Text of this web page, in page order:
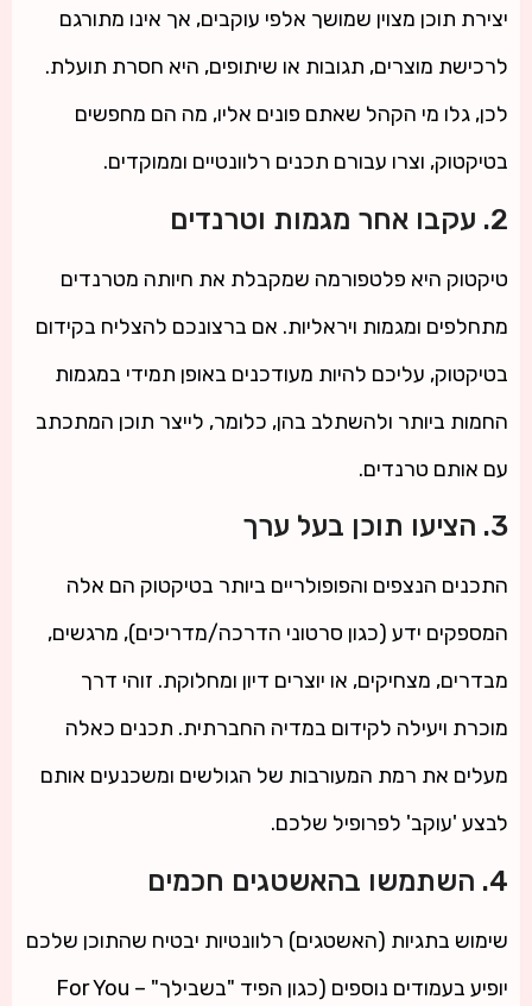
יצירת תוכן מצוין שמושך אלפי עוקבים, אך אינו מתורגם
לרכישת מוצרים, תגובות או שיתופים, היא חסרת תועלת.
לכן, גלו מי הקהל שאתם פונים אליו, מה הם מחפשים
בטיקטוק, וצרו עבורם תכנים רלוונטיים וממוקדים.
2. עקבו אחר מגמות וטרנדים
טיקטוק היא פלטפורמה שמקבלת את חיותה מטרנדים
מתחלפים ומגמות ויראליות. אם ברצונכם להצליח בקידום
בטיקטוק, עליכם להיות מעודכנים באופן תמידי במגמות
החמות ביותר ולהשתלב בהן, כלומר, לייצר תוכן המתכתב
עם אותם טרנדים.
3. הציעו תוכן בעל ערך
התכנים הנצפים והפופולריים ביותר בטיקטוק הם אלה
המספקים ידע (כגון סרטוני הדרכה/מדריכים), מרגשים,
מבדרים, מצחיקים, או יוצרים דיון ומחלוקת. זוהי דרך
מוכרת ויעילה לקידום במדיה החברתית. תכנים כאלה
מעלים את רמת המעורבות של הגולשים ומשכנעים אותם
לבצע 'עוקב' לפרופיל שלכם.
4. השתמשו בהאשטגים חכמים
שימוש בתגיות (האשטגים) רלוונטיות יבטיח שהתוכן שלכם
יופיע בעמודים נוספים (כגון הפיד "בשבילך" – For You